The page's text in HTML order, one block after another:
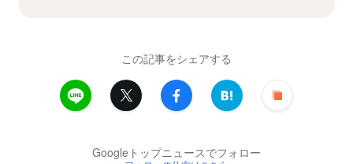
この記事をシェアする
Googleトップニュースでフォロー